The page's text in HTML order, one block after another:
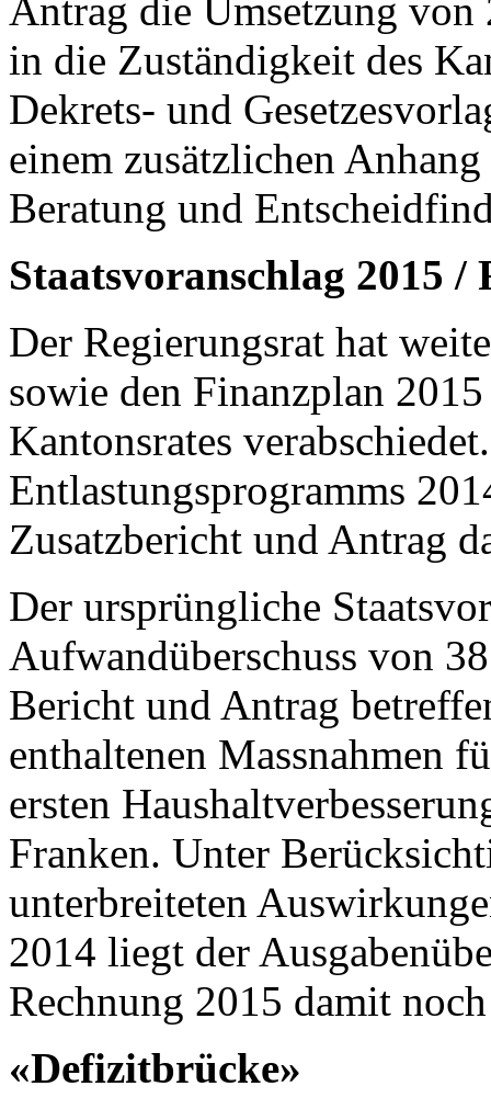
Antrag die Umsetzung von
in die Zuständigkeit des
Dekrets- und
einem zusätzlichen
Beratung und
Staatsvoranschlag 2015 /
Der Regierungsrat hat
sowie den Finanzplan
Kantonsrates
Entlastungsprogramms
Zusatzbericht und Antrag
Der ursprüngliche
Aufwandüberschuss von
Bericht und Antrag
enthaltenen Massnahmen
ersten
Franken. Unter
unterbreiteten
2014 liegt der
Rechnung 2015 damit
«Defizitbrücke»